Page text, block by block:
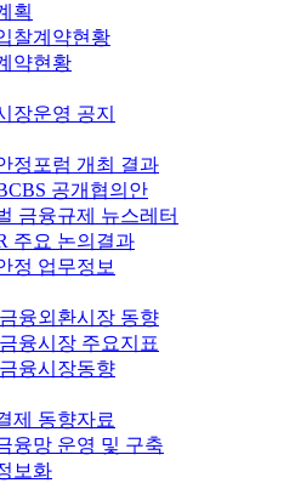
획
찰계약현황
약현황
장운영 공지
정포럼 개최 결과
공개협의안
금융규제 뉴스레터
주요 논의결과
정 업무정보
융외환시장 동향
융시장 주요지표
융시장동향
제 동향자료
융망 운영 및 구축
보화